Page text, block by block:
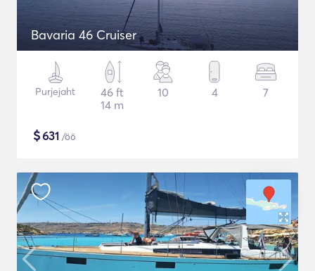
Bavaria 46 Cruiser
Purjejaht
46 ft
14 m
10 4 7
$631 /öö